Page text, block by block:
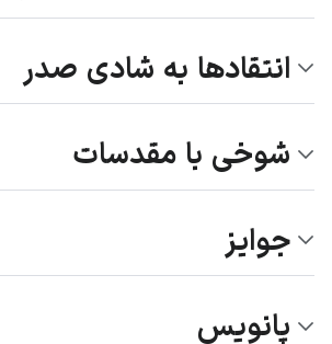
انتقادها به شادی صدر
شوخی با مقدسات
جوایز
پانویس